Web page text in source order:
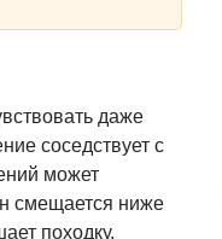
даже
соседствует с
может
смещается ниже
походку,